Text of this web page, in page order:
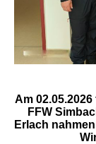
Am
FFW
Erlach